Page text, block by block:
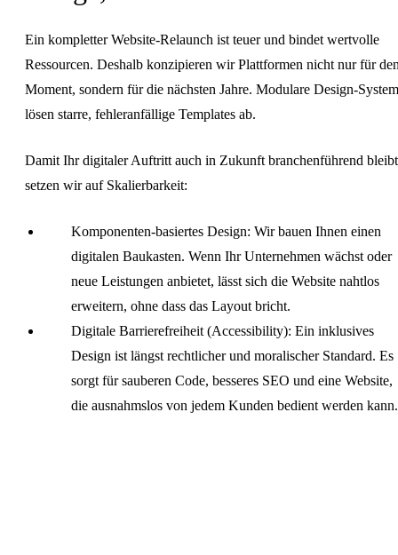
Ein kompletter Website-Relaunch ist teuer und bindet wertvolle
Ressourcen. Deshalb konzipieren wir Plattformen nicht nur für
Moment, sondern für die nächsten Jahre. Modulare Design-
lösen starre, fehleranfällige Templates ab.
Damit Ihr digitaler Auftritt auch in Zukunft branchenführend
setzen wir auf Skalierbarkeit:
Komponenten-basiertes Design: Wir bauen Ihnen einen
digitalen Baukasten. Wenn Ihr Unternehmen wächst oder
neue Leistungen anbietet, lässt sich die Website nahtlos
erweitern, ohne dass das Layout bricht.
Digitale Barrierefreiheit (Accessibility): Ein inklusives
Design ist längst rechtlicher und moralischer Standard. Es
sorgt für sauberen Code, besseres SEO und eine Website,
die ausnahmslos von jedem Kunden bedient werden kann.